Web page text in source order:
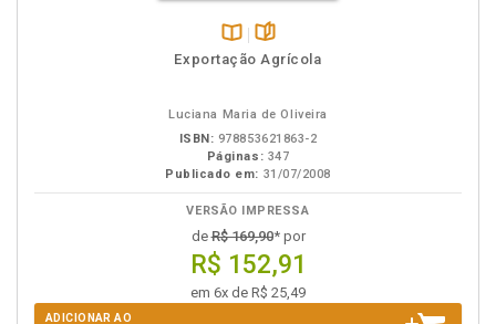
Disponível
páginas
Exportação Agrícola
Luciana Maria de Oliveira
ISBN: 978853621863-2
Páginas: 347
Publicado em: 31/07/2008
VERSÃO IMPRESSA
deR$ 169,90* por
R$ 152,91
em 6x de R$ 25,49
ADICIONAR AO